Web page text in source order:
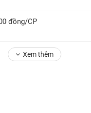
đồng/CP
Xem thêm